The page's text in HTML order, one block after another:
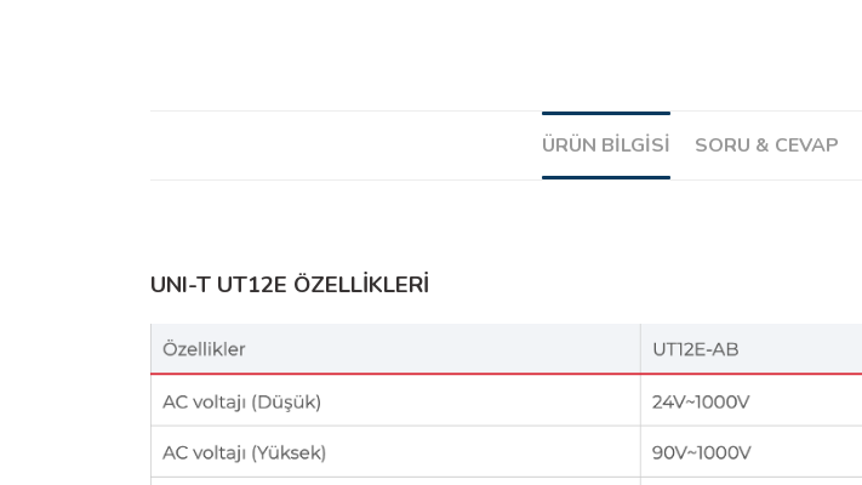
ÜRÜN BILGISI SORU & CEVAP
UNI-T UT12E ÖZELLİKLERİ